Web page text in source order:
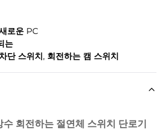
로운 PC
는
단 스위치, 회전하는 캠 스위치
회전하는 절연체 스위치 단로기